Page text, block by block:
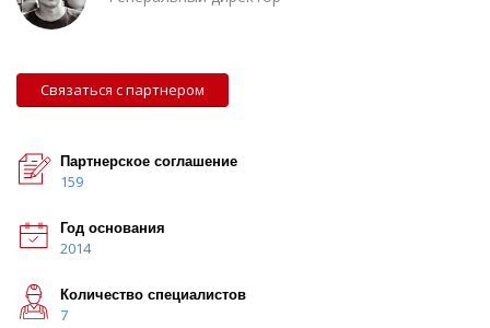
Связаться с партнером
Партнерское соглашение
159
Год основания
2014
Количество специалистов
7